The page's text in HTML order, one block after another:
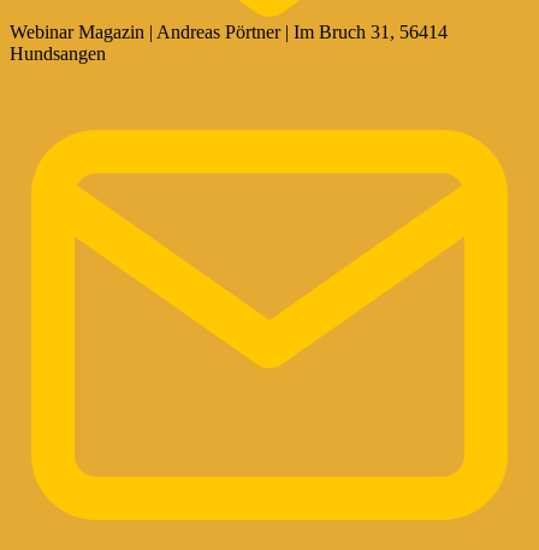
Webinar Magazin | Andreas Pörtner | Im Bruch 31, 56414
Hundsangen